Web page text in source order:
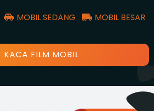
MOBIL SEDANG MOBIL BESAR
KACA FILM MOBIL